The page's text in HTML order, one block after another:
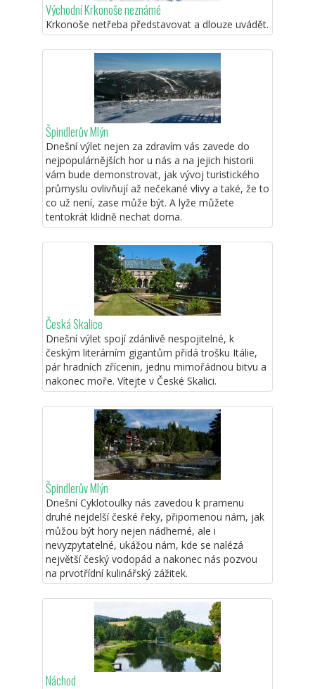
Východní Krkonoše neznámé
Krkonoše netřeba představovat a dlouze uvádět.
Špindlerův Mlýn
Dnešní výlet nejen za zdravím vás zavede do
nejpopulárnějších hor u nás a na jejich historii
vám bude demonstrovat, jak vývoj turistického
průmyslu ovlivňují až nečekané vlivy a také, že to
co už není, zase může být. A lyže můžete
tentokrát klidně nechat doma.
Česká Skalice
Dnešní výlet spojí zdánlivě nespojitelné, k
českým literárním gigantům přidá trošku Itálie,
pár hradních zřícenin, jednu mimořádnou bitvu a
nakonec moře. Vítejte v České Skalici.
Špindlerův Mlýn
Dnešní Cyklotoulky nás zavedou k pramenu
druhé nejdelší české řeky, připomenou nám, jak
můžou být hory nejen nádherné, ale i
nevyzpytatelné, ukážou nám, kde se nalézá
největší český vodopád a nakonec nás pozvou
na prvotřídní kulinářský zážitek.
Náchod